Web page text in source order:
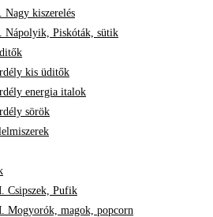
Nagy kiszerelés
Nápolyik, Piskóták, sütik
kis üditők
energia italok
sörök
Csipszek, Pufik
Mogyorók, magok, popcorn